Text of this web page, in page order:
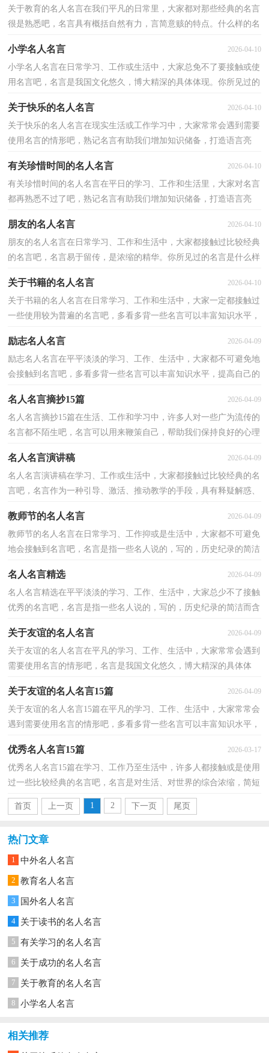
关于教育的名人名言在我们平凡的日常里，大家都对那些经典的名言
很是熟悉吧，名言具有概括自然有力，言简意赅的特点。什么样的名
小学名人名言 2026-04-10
小学名人名言在日常学习、工作或生活中，大家总免不了要接触或使
用名言吧，名言是我国文化悠久，博大精深的具体体现。你所见过的
关于快乐的名人名言 2026-04-10
关于快乐的名人名言在现实生活或工作学习中，大家常常会遇到需要
使用名言的情形吧，熟记名言有助我们增加知识储备，打造语言亮
有关珍惜时间的名人名言 2026-04-10
有关珍惜时间的名人名言在平日的学习、工作和生活里，大家对名言
都再熟悉不过了吧，熟记名言有助我们增加知识储备，打造语言亮
朋友的名人名言 2026-04-10
朋友的名人名言在日常学习、工作和生活中，大家都接触过比较经典
的名言吧，名言易于留传，是浓缩的精华。你所见过的名言是什么样
关于书籍的名人名言 2026-04-10
关于书籍的名人名言在日常学习、工作和生活中，大家一定都接触过
一些使用较为普遍的名言吧，多看多背一些名言可以丰富知识水平，
励志名人名言 2026-04-09
励志名人名言在平平淡淡的学习、工作、生活中，大家都不可避免地
会接触到名言吧，多看多背一些名言可以丰富知识水平，提高自己的
名人名言摘抄15篇 2026-04-09
名人名言摘抄15篇在生活、工作和学习中，许多人对一些广为流传的
名言都不陌生吧，名言可以用来鞭策自己，帮助我们保持良好的心理
名人名言演讲稿 2026-04-09
名人名言演讲稿在学习、工作或生活中，大家都接触过比较经典的名
言吧，名言作为一种引导、激活、推动教学的手段，具有释疑解惑、
教师节的名人名言 2026-04-09
教师节的名人名言在日常学习、工作抑或是生活中，大家都不可避免
地会接触到名言吧，名言是指一些名人说的，写的，历史纪录的简洁
名人名言精选 2026-04-09
名人名言精选在平平淡淡的学习、工作、生活中，大家总少不了接触
优秀的名言吧，名言是指一些名人说的，写的，历史纪录的简洁而含
关于友谊的名人名言 2026-04-09
关于友谊的名人名言在平凡的学习、工作、生活中，大家常常会遇到
需要使用名言的情形吧，名言是我国文化悠久，博大精深的具体体
关于友谊的名人名言15篇 2026-04-09
关于友谊的名人名言15篇在平凡的学习、工作、生活中，大家常常会
遇到需要使用名言的情形吧，多看多背一些名言可以丰富知识水平，
优秀名人名言15篇 2026-03-17
优秀名人名言15篇在学习、工作乃至生活中，许多人都接触或是使用
过一些比较经典的名言吧，名言是对生活、对世界的综合浓缩，简短
的一句话，蕴含着深刻的道理。名言的类型多样，你所见...
首页
上一页 1 2 下一页 尾页
热门文章
1 中外名人名言
2 教育名人名言
3 国外名人名言
4 关于读书的名人名言
5 有关学习的名人名言
6 关于成功的名人名言
7 关于教育的名人名言
8 小学名人名言
相关推荐